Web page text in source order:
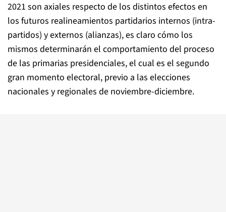
2021 son axiales respecto de los distintos efectos en
los futuros realineamientos partidarios internos (intra-
partidos) y externos (alianzas), es claro cómo los
mismos determinarán el comportamiento del proceso
de las primarias presidenciales, el cual es el segundo
gran momento electoral, previo a las elecciones
nacionales y regionales de noviembre-diciembre.